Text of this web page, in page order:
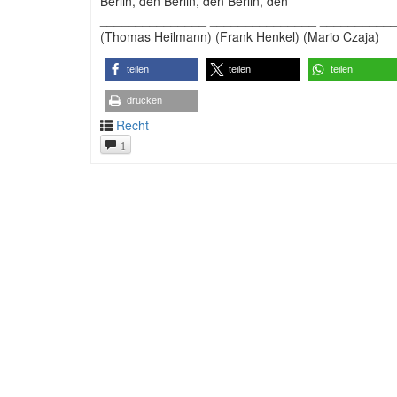
(Thomas Heilmann) (Frank Henkel) (Mario Czaja)
teilen teilen teilen
drucken
Recht
1